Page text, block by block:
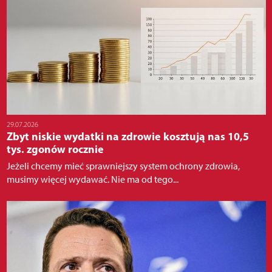
29.07.2026
Zbyt niskie wydatki na zdrowie kosztują nas 10,5
tys. zgonów rocznie
Jeżeli chcemy mieć sprawniejszy system ochrony zdrowia,
musimy więcej wydawać. Nie ma od tego...